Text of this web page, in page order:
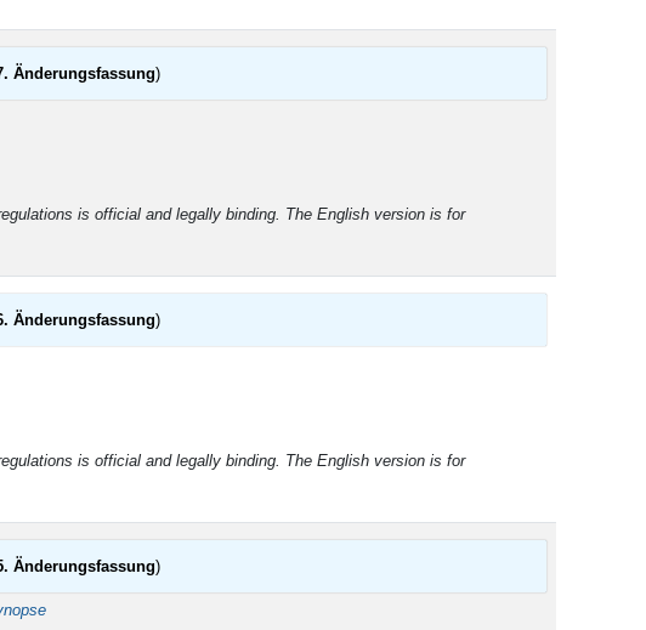
Änderungsfassung)
is official and legally binding. The English version is for
Änderungsfassung)
is official and legally binding. The English version is for
Änderungsfassung)